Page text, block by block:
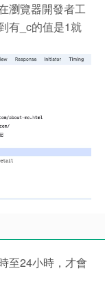
瀏覽器開發者工
有_c的值是1就
至24小時，才會